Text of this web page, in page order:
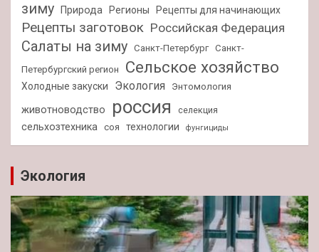
зиму
Природа Регионы Рецепты для начинающих
Рецепты заготовок Российская Федерация
Салаты на зиму Санкт-Петербург Санкт-
Петербургский регион
Сельское хозяйство
Холодные закуски Экология Энтомология
животноводство россия селекция
сельхозтехника соя технологии фунгициды
Экология